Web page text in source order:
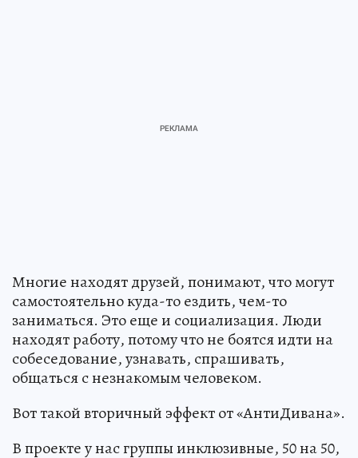
Многие находят друзей, понимают, что могут
самостоятельно куда-то ездить, чем-то
заниматься. Это еще и социализация. Люди
находят работу, потому что не боятся идти на
собеседование, узнавать, спрашивать,
общаться с незнакомым человеком.
Вот такой вторичный эффект от «АнтиДивана».
В проекте у нас группы инклюзивные, 50 на 50,